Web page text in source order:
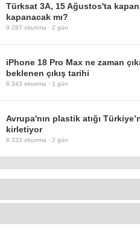
Türksat 3A, 15 Ağustos'ta
kapanacak mı?
9.287 okunma · 2 gün
iPhone 18 Pro Max ne zaman
beklenen çıkış tarihi
6.343 okunma · 1 gün
Avrupa'nın plastik atığı
kirletiyor
6.332 okunma · 2 gün